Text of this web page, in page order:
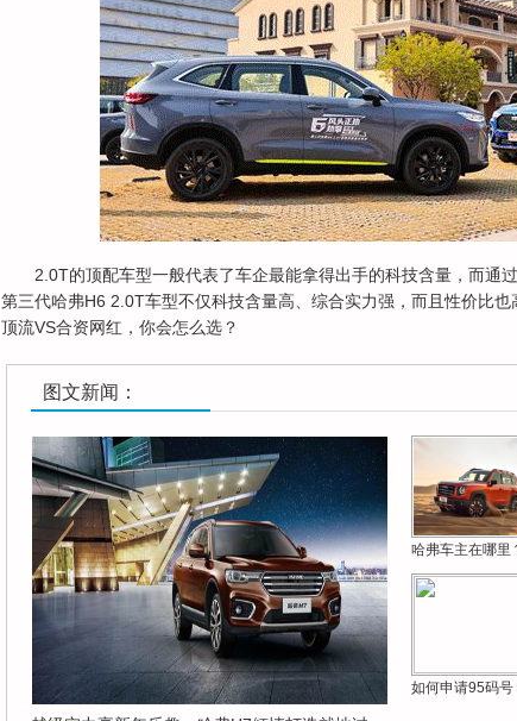
2.0T的顶配车型一般代表了车企最能拿得出手的科技含量，而通
第三代哈弗H6 2.0T车型不仅科技含量高、综合实力强，而且性价比也
顶流VS合资网红，你会怎么选？
图文新闻：
哈弗车主在哪里
如何申请95码号